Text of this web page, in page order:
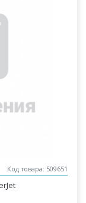
Код товара: 509651